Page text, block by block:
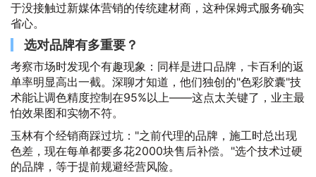
于没接触过新媒体营销的传统建材商，这种保姆式服务确实
省心。
选对品牌有多重要？
考察市场时发现个有趣现象：同样是进口品牌，卡百利的返
单率明显高出一截。深聊才知道，他们独创的"色彩胶囊"技
术能让调色精度控制在95%以上——这点太关键了，业主最
怕效果图和实物不符。
玉林有个经销商踩过坑："之前代理的品牌，施工时总出现
色差，现在每单都要多花2000块售后补偿。"选个技术过硬
的品牌，等于提前规避经营风险。